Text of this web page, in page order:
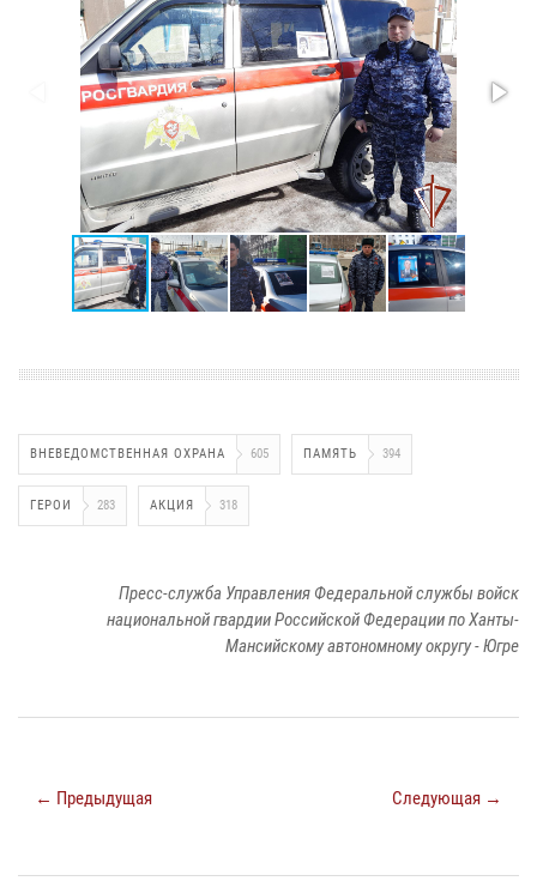
ВНЕВЕДОМСТВЕННАЯ ОХРАНА 605 ПАМЯТЬ 394
ГЕРОИ 283 АКЦИЯ 318
Пресс-служба Управления Федеральной службы войск
национальной гвардии Российской Федерации по Ханты-
Мансийскому автономному округу - Югре
← Предыдущая Следующая →